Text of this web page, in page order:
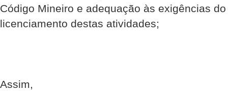
Código Mineiro e adequação às exigências
licenciamento destas atividades;
Assim,